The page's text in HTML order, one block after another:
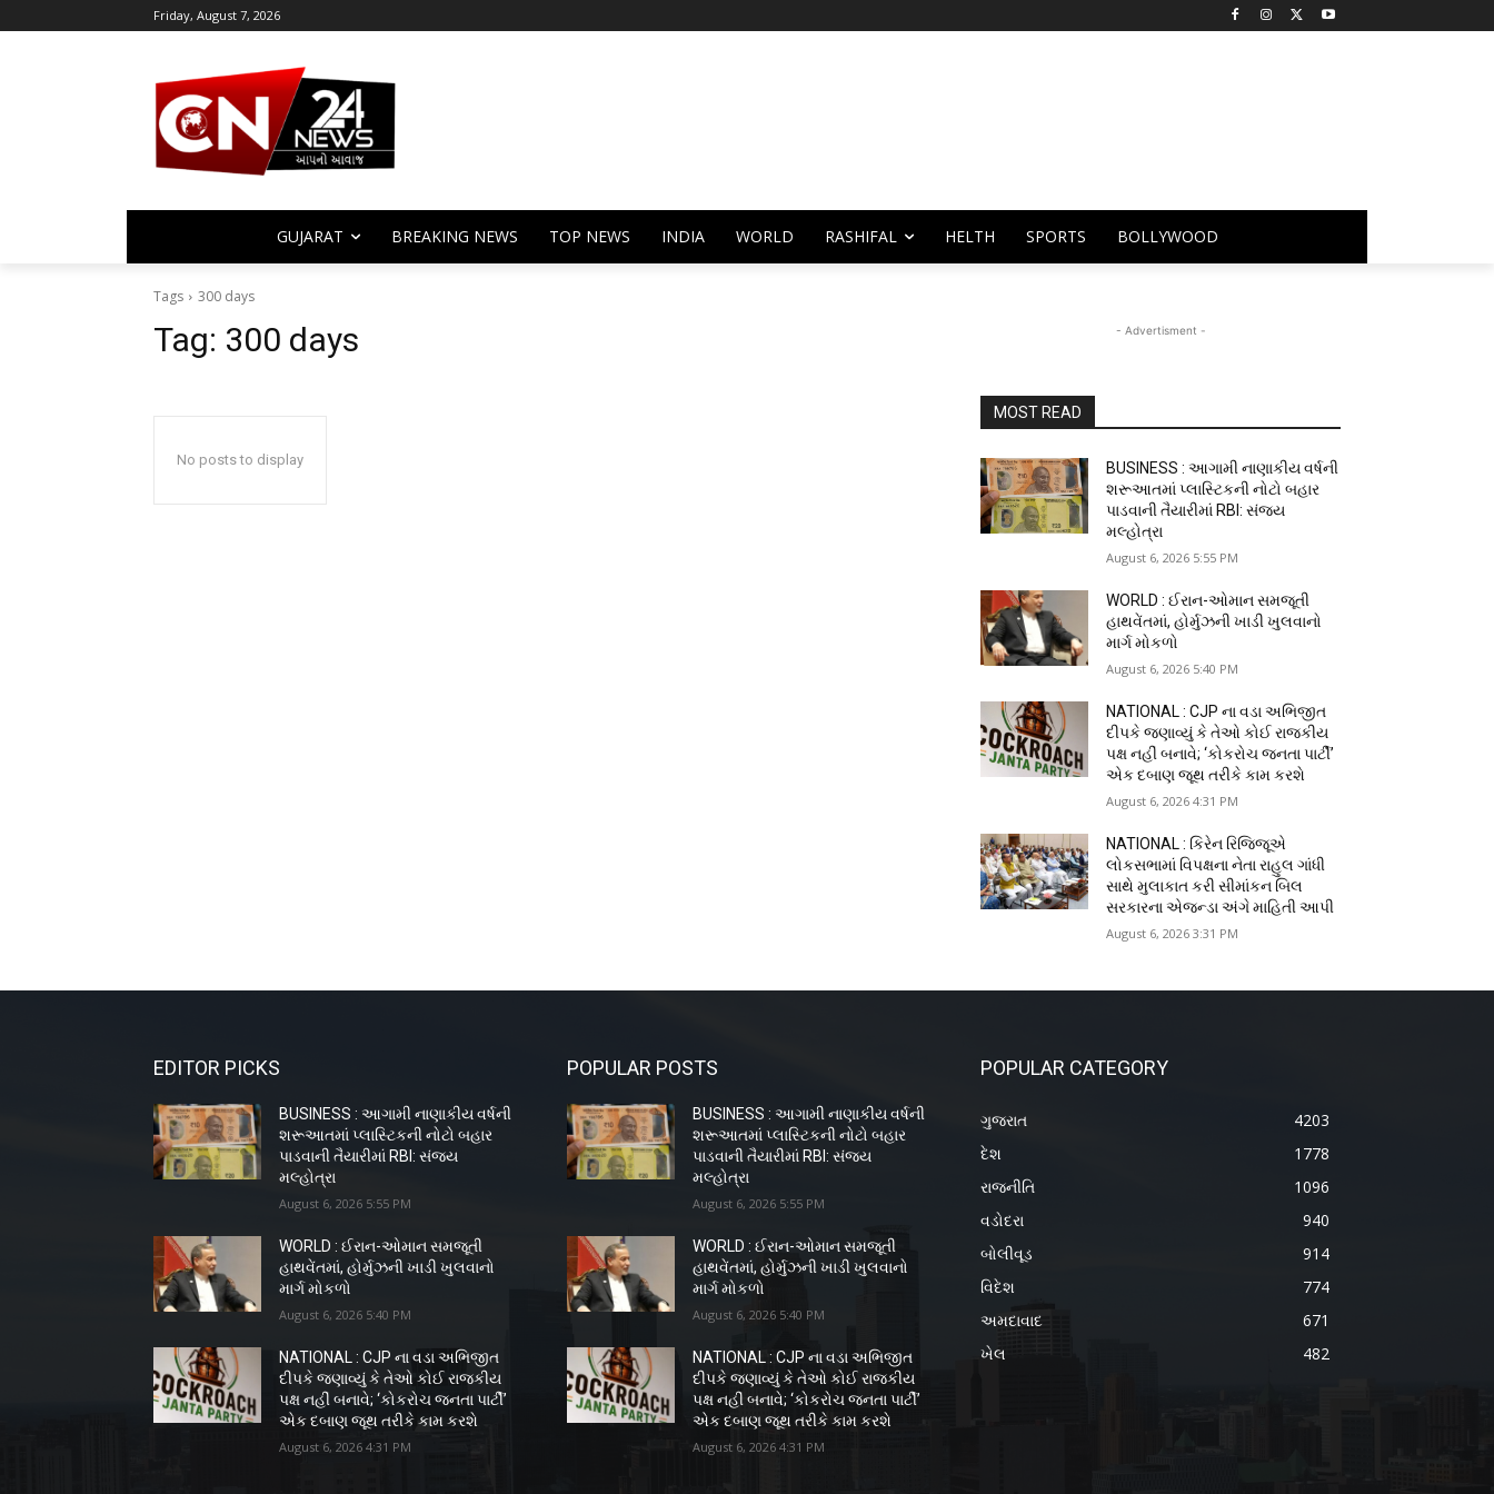
Friday, August 7, 2026
GUJARAT BREAKING NEWS TOP NEWS INDIA WORLD RASHIFAL HELTH SPORTS BOLLYWOOD
Tags 300 days
Tag: 300 days
No posts to display
- Advertisment -
MOST READ
BUSINESS : આગામી નાણાકીય વર્ષની
શરૂઆતમાં પ્લાસ્ટિકની નોટો બહાર
પાડવાની તૈયારીમાં RBI: સંજય
મલ્હોત્રા
August 6, 2026 5:55 PM
WORLD : ઈરાન-ઓમાન સમજૂતી
હાથવેંતમાં, હોર્મુઝની ખાડી ખુલવાનો
માર્ગ મોકળો
August 6, 2026 5:40 PM
NATIONAL : CJP ના વડા અભિજીત
દીપકે જણાવ્યું કે તેઓ કોઈ રાજકીય
પક્ષ નહીં બનાવે; ‘કોકરોચ જનતા પાર્ટી’
એક દબાણ જૂથ તરીકે કામ કરશે
August 6, 2026 4:31 PM
NATIONAL : કિરેન રિજિજૂએ
લોકસભામાં વિપક્ષના નેતા રાહુલ ગાંધી
સાથે મુલાકાત કરી સીમાંકન બિલ
સરકારના એજન્ડા અંગે માહિતી આપી
August 6, 2026 3:31 PM
EDITOR PICKS
BUSINESS : આગામી નાણાકીય વર્ષની
શરૂઆતમાં પ્લાસ્ટિકની નોટો બહાર
પાડવાની તૈયારીમાં RBI: સંજય
મલ્હોત્રા
August 6, 2026 5:55 PM
WORLD : ઈરાન-ઓમાન સમજૂતી
હાથવેંતમાં, હોર્મુઝની ખાડી ખુલવાનો
માર્ગ મોકળો
August 6, 2026 5:40 PM
NATIONAL : CJP ના વડા અભિજીત
દીપકે જણાવ્યું કે તેઓ કોઈ રાજકીય
પક્ષ નહીં બનાવે; ‘કોકરોચ જનતા પાર્ટી’
એક દબાણ જૂથ તરીકે કામ કરશે
August 6, 2026 4:31 PM
POPULAR POSTS
BUSINESS : આગામી નાણાકીય વર્ષની
શરૂઆતમાં પ્લાસ્ટિકની નોટો બહાર
પાડવાની તૈયારીમાં RBI: સંજય
મલ્હોત્રા
August 6, 2026 5:55 PM
WORLD : ઈરાન-ઓમાન સમજૂતી
હાથવેંતમાં, હોર્મુઝની ખાડી ખુલવાનો
માર્ગ મોકળો
August 6, 2026 5:40 PM
NATIONAL : CJP ના વડા અભિજીત
દીપકે જણાવ્યું કે તેઓ કોઈ રાજકીય
પક્ષ નહીં બનાવે; ‘કોકરોચ જનતા પાર્ટી’
એક દબાણ જૂથ તરીકે કામ કરશે
August 6, 2026 4:31 PM
POPULAR CATEGORY
ગુજરાત
4203
દેશ
1778
રાજનીતિ
1096
વડોદરા
940
બોલીવૂડ
914
વિદેશ
774
અમદાવાદ
671
ખેલ
482